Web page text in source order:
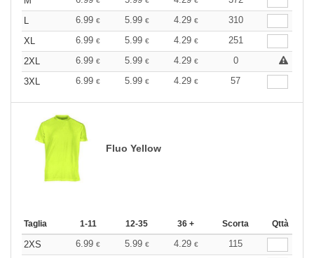
L
6.99 € 5.99 € 4.29 €
310
XL
6.99 € 5.99 € 4.29 €
251
2XL
6.99 € 5.99 € 4.29 €
0
3XL
6.99 € 5.99 € 4.29 € 57
Fluo Yellow
Taglia 1-11 12-35 36 + Scorta Qttà
2XS 6.99 € 5.99 € 4.29 €
115